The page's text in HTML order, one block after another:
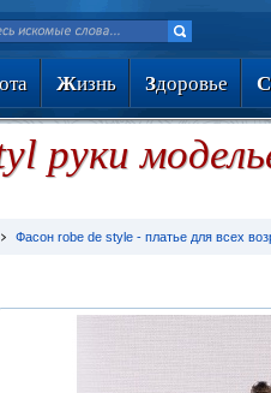
Жизнь Здоровье С
руки
Фасон robe de style - платье для всех